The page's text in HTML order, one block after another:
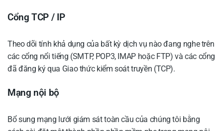
Cổng TCP / IP
Theo dõi tính khả dụng của bất kỳ dịch vụ nào đang nghe trên
các cổng nổi tiếng (SMTP, POP3, IMAP hoặc FTP) và các cổng
đã đăng ký qua Giao thức kiểm soát truyền (TCP).
Mạng nội bộ
Bổ sung mạng lưới giám sát toàn cầu của chúng tôi bằng